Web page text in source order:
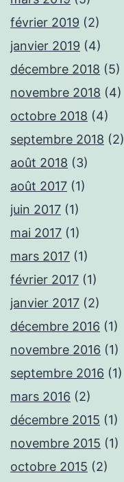
février 2019 (2)
janvier 2019 (4)
décembre 2018 (5)
novembre 2018 (4)
octobre 2018 (4)
septembre 2018 (2)
août 2018 (3)
août 2017 (1)
juin 2017 (1)
mai 2017 (1)
mars 2017 (1)
février 2017 (1)
janvier 2017 (2)
décembre 2016 (1)
novembre 2016 (1)
septembre 2016 (1)
mars 2016 (2)
décembre 2015 (1)
novembre 2015 (1)
octobre 2015 (2)